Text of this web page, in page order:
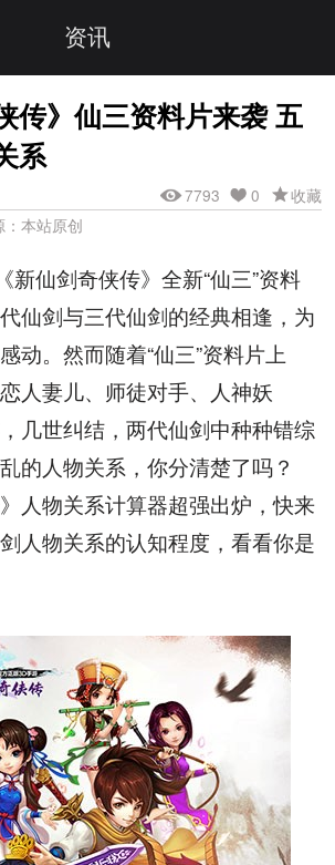
资讯
传》仙三资料片来袭 五
系
收藏
0
7793
本站原创
新仙剑奇侠传》全新“仙三”资料
仙剑与三代仙剑的经典相逢，为
动。然而随着“仙三”资料片上
人妻儿、师徒对手、人神妖
几世纠结，两代仙剑中种种错综
的人物关系，你分清楚了吗？
》人物关系计算器超强出炉，快来
人物关系的认知程度，看看你是